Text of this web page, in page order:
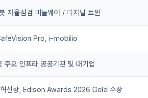
자율점검 미들웨어 / 디지털 트윈
Pro, i-mobilio
요 인프라 공공기관 및 대기업
신상, Edison Awards 2026 Gold 수상